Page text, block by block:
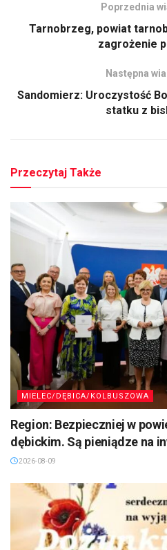
Poprzednia
Tarnobrzeg, powiat
zagrożenie
Następna
Sandomierz: Uroczystość
statku z
Przeczytaj Także
MIELEC/DĘBICA/KOLBUSZOWA
Region: Bezpieczniej w
dębickim. Są pieniądze na
2026-08-09